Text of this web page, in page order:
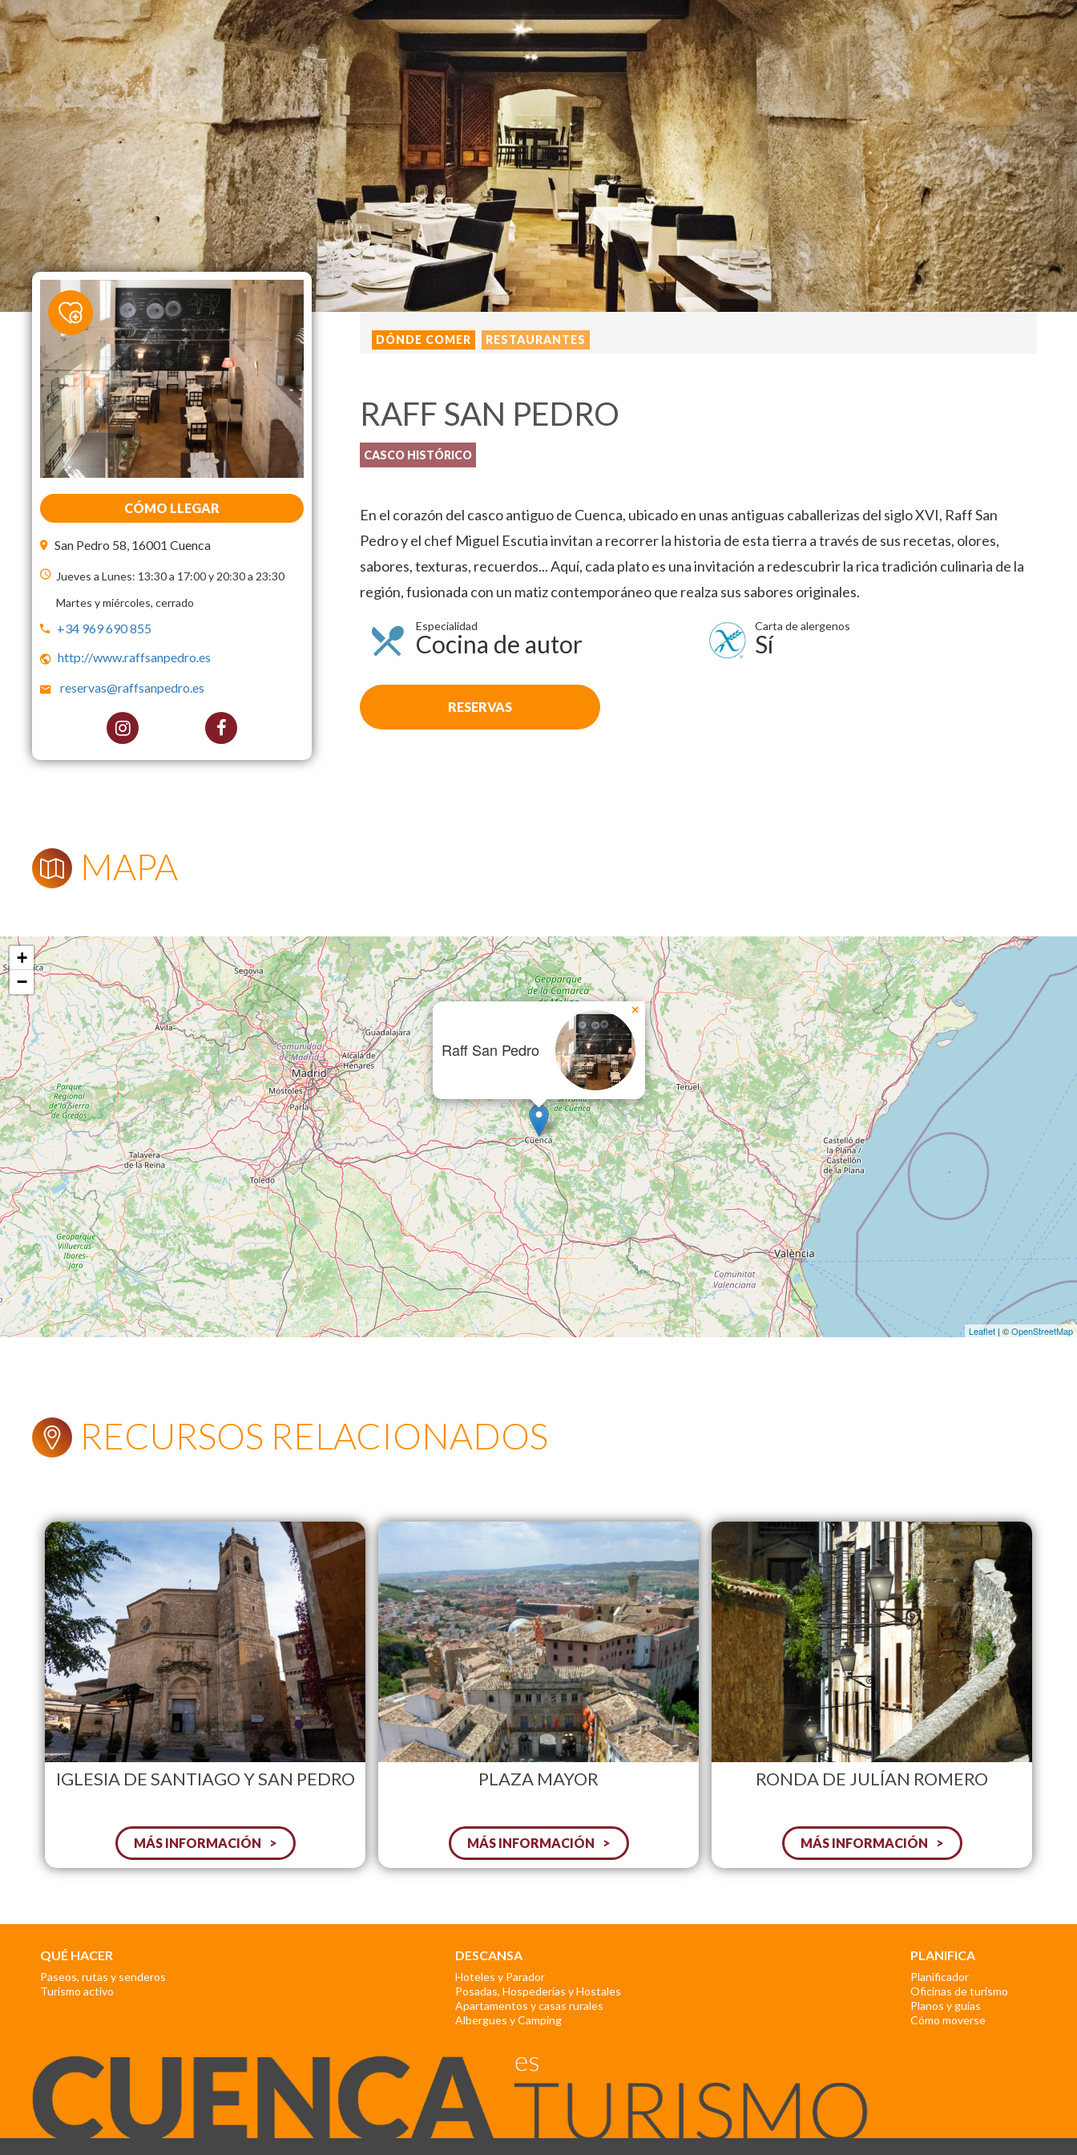
CÓMO LLEGAR
San Pedro 58, 16001 Cuenca
Jueves a Lunes: 13:30 a 17:00 y 20:30 a 23:30
Martes y miércoles, cerrado
+34 969 690 855
http://www.raffsanpedro.es
reservas@raffsanpedro.es
DÓNDE COMER RESTAURANTES
RAFF SAN PEDRO
CASCO HISTÓRICO
En el corazón del casco antiguo de Cuenca, ubicado en unas antiguas caballerizas del siglo XVI, Raff San
Pedro y el chef Miguel Escutia invitan a recorrer la historia de esta tierra a través de sus recetas, olores,
sabores, texturas, recuerdos... Aquí, cada plato es una invitación a redescubrir la rica tradición culinaria de la
región, fusionada con un matiz contemporáneo que realza sus sabores originales.
Especialidad
Cocina de autor
Carta de alergenos
Sí
RESERVAS
MAPA
Raff San Pedro
×
+
−
Leaflet | ©OpenStreetMap
RECURSOS RELACIONADOS
IGLESIA DE SANTIAGO Y SAN PEDRO
MÁS INFORMACIÓN
PLAZA MAYOR
MÁS INFORMACIÓN
RONDA DE JULÍAN ROMERO
MÁS INFORMACIÓN
QUÉ HACER
Paseos, rutas y senderos
Turismo activo
DESCANSA
Hoteles y Parador
Posadas, Hospederías y Hostales
Apartamentos y casas rurales
Albergues y Camping
PLANIFICA
Planificador
Oficinas de turismo
Planos y guías
Cómo moverse